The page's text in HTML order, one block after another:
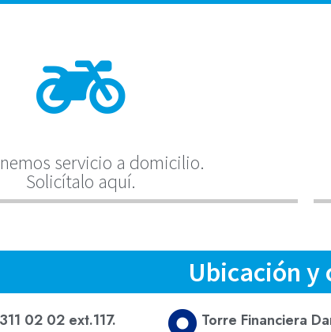
servicio a domicilio.
Solicítalo aquí.
Ubicación y
02 02 ext.117.
Torre Financiera